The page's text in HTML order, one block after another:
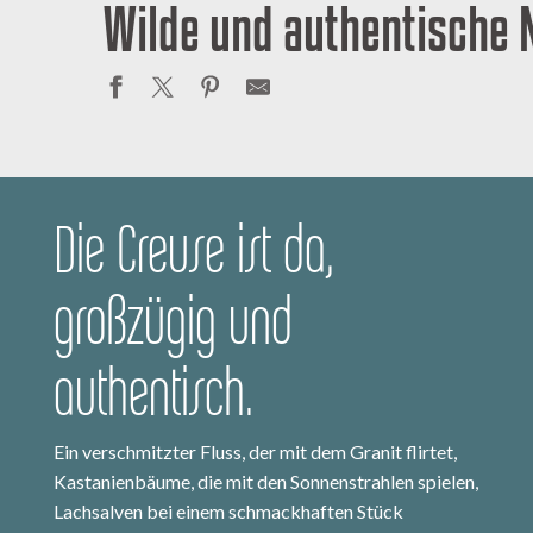
Wilde und authentische
Die Creuse ist da,
großzügig und
authentisch.
Ein verschmitzter Fluss, der mit dem Granit flirtet,
Kastanienbäume, die mit den Sonnenstrahlen spielen,
Lachsalven bei einem schmackhaften Stück